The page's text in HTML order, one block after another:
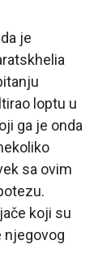
je
loptu u
ga je onda
sa ovim
koji su
njegovog